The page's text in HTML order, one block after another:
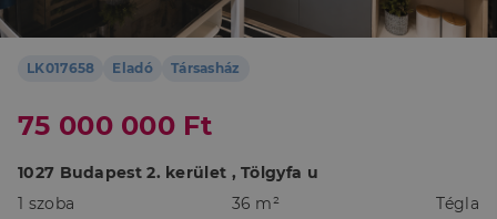
LK017658 Eladó Társasház
75 000 000 Ft
1027 Budapest 2. kerület , Tölgyfa u
1 szoba
36 m²
Tégla